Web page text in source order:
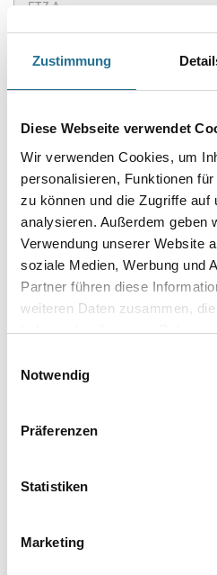
Zustimmung
Diese Webseite verwendet
Wir verwenden Cookies, um
personalisieren, Funktionen
zu können und die Zugriffe auf
analysieren. Außerdem geben
Verwendung unserer Website
soziale Medien, Werbung und
Partner führen diese
weiteren Daten zusammen,
haben oder die sie im
Notwendig
Präferenzen
Statistiken
Marketing
Gebinde
Umrechnungsfaktoren